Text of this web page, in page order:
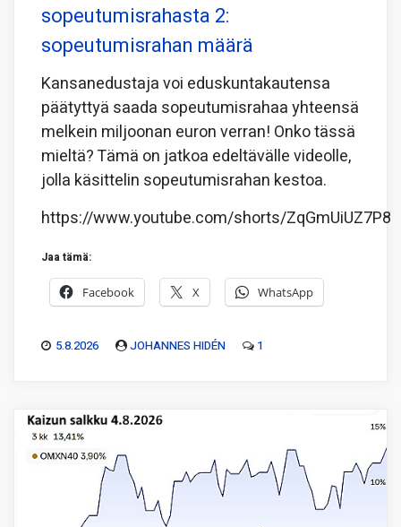
sopeutumisrahasta 2:
sopeutumisrahan määrä
Kansanedustaja voi eduskuntakautensa
päätyttyä saada sopeutumisrahaa yhteensä
melkein miljoonan euron verran! Onko tässä
mieltä? Tämä on jatkoa edeltävälle videolle,
jolla käsittelin sopeutumisrahan kestoa.
https://www.youtube.com/shorts/ZqGmUiUZ7P8
Jaa tämä:
Facebook X WhatsApp
5.8.2026 JOHANNES HIDÉN 1